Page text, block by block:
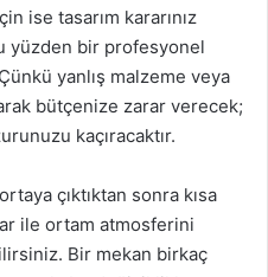
ise tasarım kararınız
yüzden bir profesyonel
yanlış malzeme veya
bütçenize zarar verecek;
kaçıracaktır.
çıktıktan sonra kısa
ile ortam atmosferini
Bir mekan birkaç